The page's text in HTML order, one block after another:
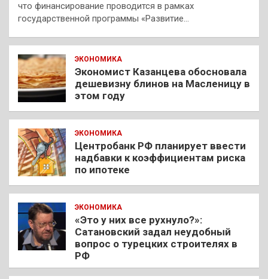
что финансирование проводится в рамках
государственной программы «Развитие…
ЭКОНОМИКА
Экономист Казанцева обосновала
дешевизну блинов на Масленицу в
этом году
ЭКОНОМИКА
Центробанк РФ планирует ввести
надбавки к коэффициентам риска
по ипотеке
ЭКОНОМИКА
«Это у них все рухнуло?»:
Сатановский задал неудобный
вопрос о турецких строителях в
РФ